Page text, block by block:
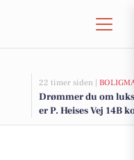
22 timer siden |
Drømmer du om
er P. Heises Vej 14B
og de dyreste boliger